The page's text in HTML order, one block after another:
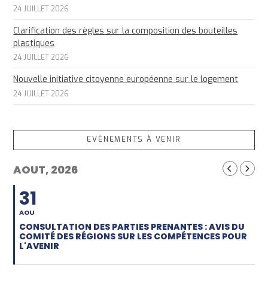
24 JUILLET 2026
Clarification des règles sur la composition des bouteilles
plastiques
24 JUILLET 2026
Nouvelle initiative citoyenne européenne sur le logement
24 JUILLET 2026
EVÈNEMENTS À VENIR
AOUT, 2026
31
AOU
CONSULTATION DES PARTIES PRENANTES : AVIS DU
COMITÉ DES RÉGIONS SUR LES COMPÉTENCES POUR
L'AVENIR